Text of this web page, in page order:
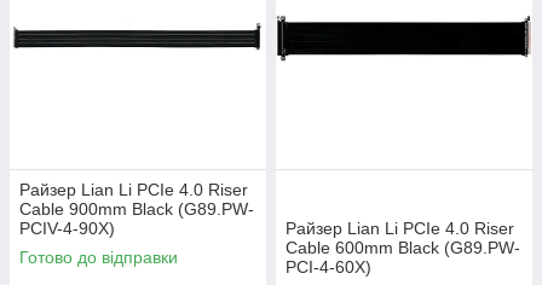
Райзер Lian Li PCIe 4.0 Riser
Cable 900mm Black (G89.PW-
PCIV-4-90X)
Готово до відправки
Райзер Lian Li PCIe 4.0 Riser
Cable 600mm Black (G89.PW-
PCI-4-60X)